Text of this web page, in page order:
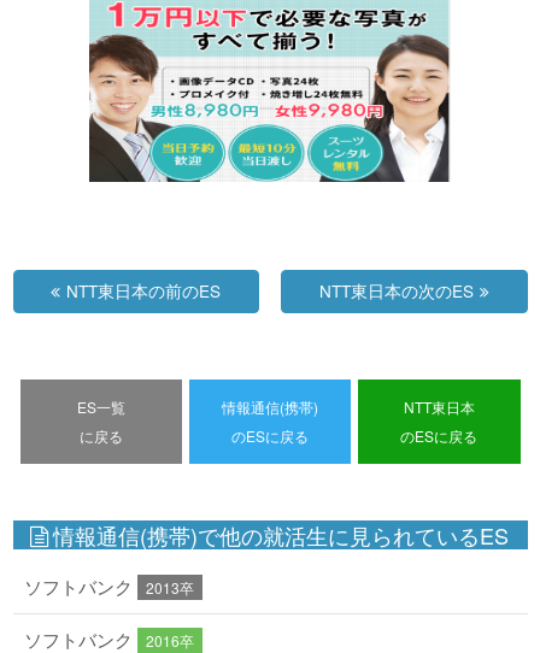
NTT東日本の前のES NTT東日本の次のES
ES一覧
に戻る
情報通信(携帯)
のESに戻る
NTT東日本
のESに戻る
情報通信(携帯)で他の就活生に見られているES
ソフトバンク 2013卒
ソフトバンク 2016卒